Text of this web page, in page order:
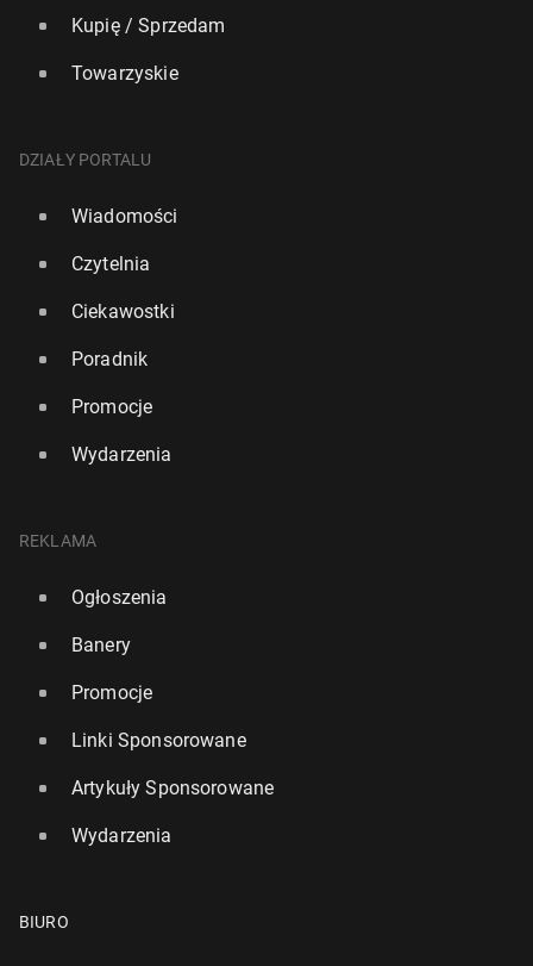
Kupię / Sprzedam
Towarzyskie
DZIAŁY PORTALU
Wiadomości
Czytelnia
Ciekawostki
Poradnik
Promocje
Wydarzenia
REKLAMA
Ogłoszenia
Banery
Promocje
Linki Sponsorowane
Artykuły Sponsorowane
Wydarzenia
BIURO